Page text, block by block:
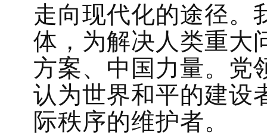
走向现代化的途径。
体，为解决人类重大
方案、中国力量。党
认为世界和平的建设
际秩序的维护者。